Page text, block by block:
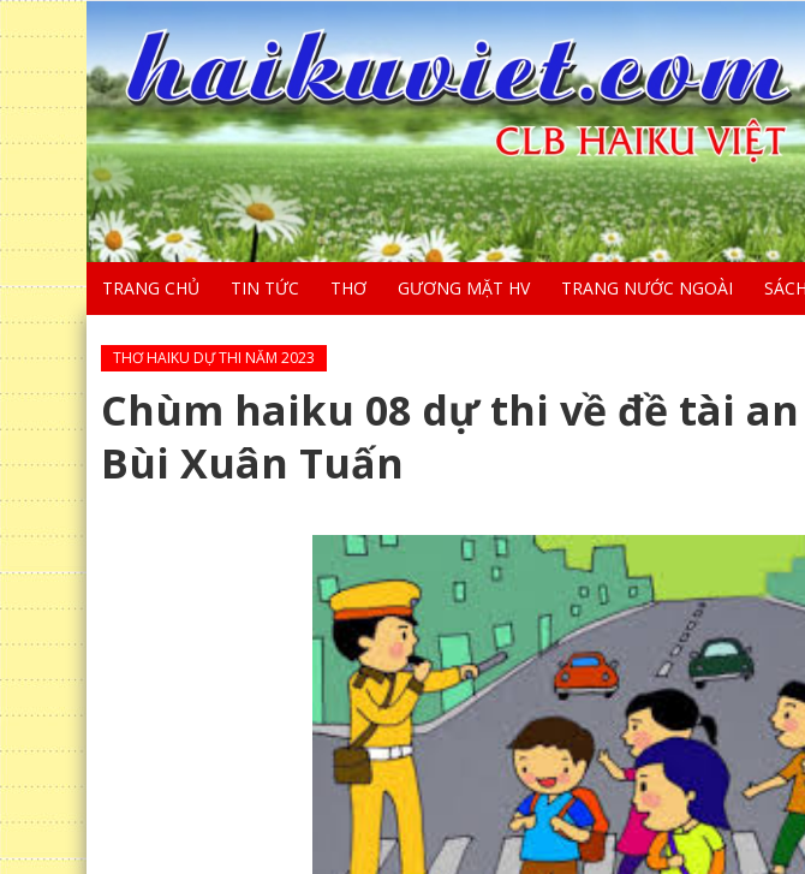
TRANG CHỦ TIN TỨC THƠ GƯƠNG MẶT HV TRANG NƯỚC NGOÀI
THƠ HAIKU DỰ THI NĂM 2023
Chùm haiku 08 dự thi về đề tài
Bùi Xuân Tuấn